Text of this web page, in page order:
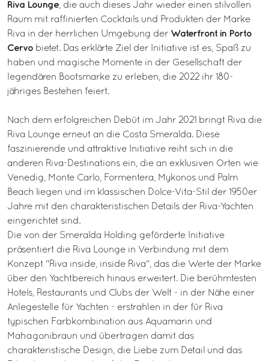
Riva Lounge , die auch dieses Jahr wieder einen stilvollen
Raum mit raffinierten Cocktails und Produkten der Marke
Riva in der herrlichen Umgebung der Waterfront in Porto
Cervo bietet. Das erklärte Ziel der Initiative ist es, Spaß zu
haben und magische Momente in der Gesellschaft der
legendären Bootsmarke zu erleben, die 2022 ihr 180-
jähriges Bestehen feiert.
Nach dem erfolgreichen Debüt im Jahr 2021 bringt Riva die
Riva Lounge erneut an die Costa Smeralda. Diese
faszinierende und attraktive Initiative reiht sich in die
anderen Riva-Destinations ein, die an exklusiven Orten wie
Venedig, Monte Carlo, Formentera, Mykonos und Palm
Beach liegen und im klassischen Dolce-Vita-Stil der 1950er
Jahre mit den charakteristischen Details der Riva-Yachten
eingerichtet sind.
Die von der Smeralda Holding geförderte Initiative
präsentiert die Riva Lounge in Verbindung mit dem
Konzept "Riva inside, inside Riva", das die Werte der Marke
über den Yachtbereich hinaus erweitert. Die berühmtesten
Hotels, Restaurants und Clubs der Welt - in der Nähe einer
Anlegestelle für Yachten - erstrahlen in der für Riva
typischen Farbkombination aus Aquamarin und
Mahagonibraun und übertragen damit das
charakteristische Design, die Liebe zum Detail und das